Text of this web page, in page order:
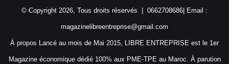
© Copyright 2026, Tous droits réservés | 0662708686| Email :
magazinelibreentreprise@gmail.com
À propos Lancé au mois de Mai 2015, LIBRE ENTREPRISE est le 1er
Magazine économique dédié 100% aux PME-TPE au Maroc. À parution